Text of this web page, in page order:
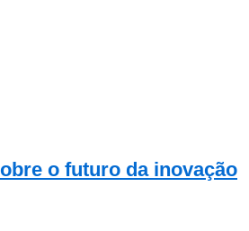
o futuro da inovação